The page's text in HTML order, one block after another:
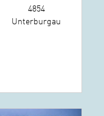
4854
Unterburgau